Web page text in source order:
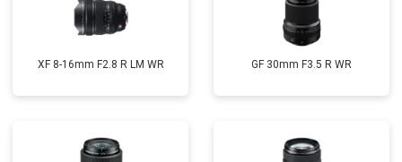
XF 8-16mm F2.8 R LM WR GF 30mm F3.5 R WR